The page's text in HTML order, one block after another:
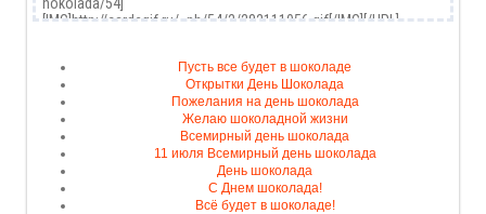
Пусть все будет в шоколаде
Открытки День Шоколада
Пожелания на день шоколада
Желаю шоколадной жизни
Всемирный день шоколада
11 июля Всемирный день шоколада
День шоколада
С Днем шоколада!
Всё будет в шоколаде!